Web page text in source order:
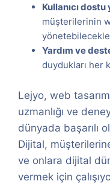
Kullanıcı
müşterilerinin
Yardım ve
duydukları her
Lejyo, web
uzmanlığı ve
dünyada başarılı
Dijital,
ve onlara dijital
vermek için